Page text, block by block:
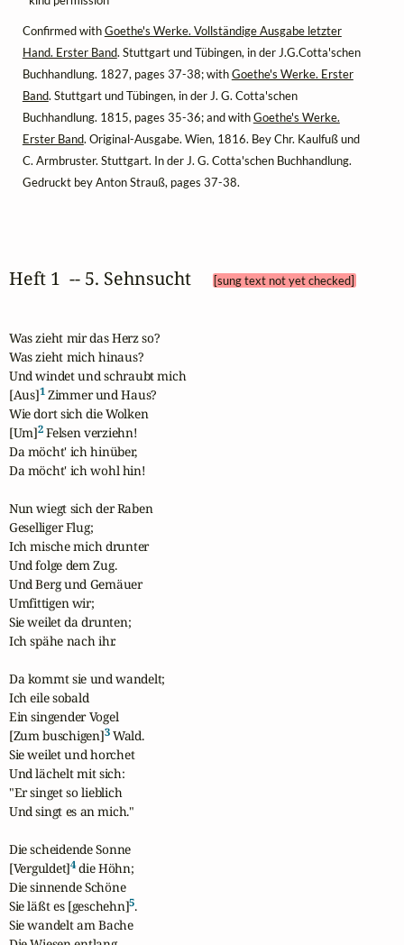
Confirmed withGoethe's Werke. Vollständige Ausgabe letzter
Hand. Erster Band. Stuttgart und Tübingen, in der J.G.Cotta'schen
Buchhandlung. 1827, pages 37-38; withGoethe's Werke. Erster
Band. Stuttgart und Tübingen, in der J. G. Cotta'schen
Buchhandlung. 1815, pages 35-36; and withGoethe's Werke.
Erster Band. Original-Ausgabe. Wien, 1816. Bey Chr. Kaulfuß und
C. Armbruster. Stuttgart. In der J. G. Cotta'schen Buchhandlung.
Gedruckt bey Anton Strauß, pages 37-38.
Heft 1  -- 5. Sehnsucht [sung text not yet checked]
Was zieht mir das Herz so?
Was zieht mich hinaus?
Und windet und schraubt mich
[Aus]1 Zimmer und Haus?
Wie dort sich die Wolken
[Um]2 Felsen verziehn!
Da möcht' ich hinüber,
Da möcht' ich wohl hin!
Nun wiegt sich der Raben
Geselliger Flug;
Ich mische mich drunter
Und folge dem Zug.
Und Berg und Gemäuer
Umfittigen wir;
Sie weilet da drunten;
Ich spähe nach ihr.
Da kommt sie und wandelt;
Ich eile sobald
Ein singender Vogel
[Zum buschigen]3 Wald.
Sie weilet und horchet
Und lächelt mit sich:
"Er singet so lieblich
Und singt es an mich."
Die scheidende Sonne
[Verguldet]4 die Höhn;
Die sinnende Schöne
Sie läßt es [geschehn]5.
Sie wandelt am Bache